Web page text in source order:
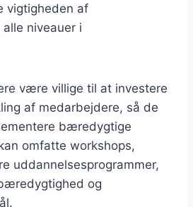
vigtigheden af
niveauer i
være villige til at investere
af medarbejdere, så de
bæredygtige
omfatte workshops,
uddannelsesprogrammer,
og